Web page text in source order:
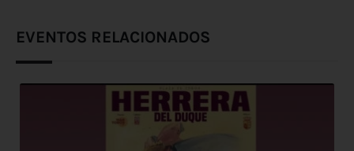
EVENTOS RELACIONADOS